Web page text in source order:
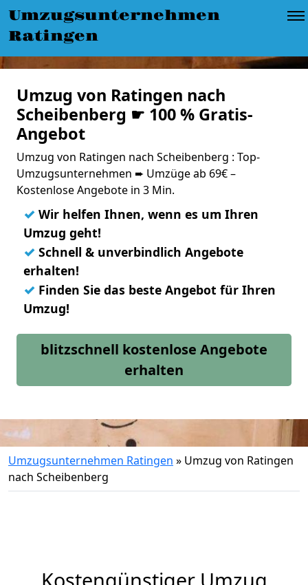
Umzugsunternehmen
Ratingen
Umzug von Ratingen nach
Scheibenberg ☛ 100 % Gratis-
Angebot
Umzug von Ratingen nach Scheibenberg : Top-
Umzugsunternehmen ➨ Umzüge ab 69€ –
Kostenlose Angebote in 3 Min.
✓ Wir helfen Ihnen, wenn es um Ihren
Umzug geht!
✓ Schnell & unverbindlich Angebote
erhalten!
✓ Finden Sie das beste Angebot für Ihren
Umzug!
blitzschnell kostenlose Angebote
erhalten
Umzugsunternehmen Ratingen » Umzug von Ratingen
nach Scheibenberg